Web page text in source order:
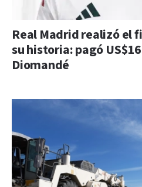
Real Madrid realizó el
su historia: pagó
Diomandé